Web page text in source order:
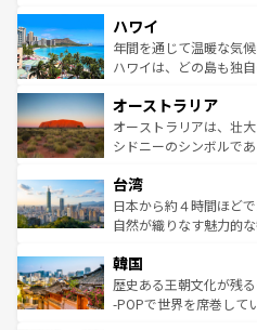
ば市内交通費無料で観光を
着のスイス情報はコン
のような巨大都市は、
ンメントが詰まった刺
西部には大自然が広が
部のニューオーリンズ
文化が魅力。旅行者は
しみながら、その多様
ならではの贅沢な旅のスタイルだ。 な
情報はコンテンツ一覧
ハワイ
年間を通じて温暖な気
ハワイは、どの島も独
ワイ島は見逃せない。
島だが、静かな自然を
おすすめ。エメラルド
れるおもてなしの心で
人々、おいしいローカ
ク、伝統的なフラダン
ワイを、存分に味わってほしい。 なお、新
はコンテンツ一覧を参
オーストラリア
オーストラリアは、壮
シドニーのシンボルで
リアリーフや大陸中央
ク）、タスマニアの美
ど、見どころがたくさ
いる。アクティビティ
ビング、ハイキングな
い。オーストラリアの
台湾
日本から約４時間ほど
自然が織りなす魅力的
ン）、静ひつな山岳地
と山間の静けさが共存
驚きをもたらしてくれ
韓国
歴史ある王朝文化が残
-POPで世界を席巻して